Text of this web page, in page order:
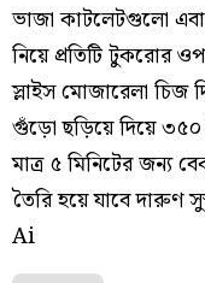
ভাজা কাটলেটগুলো
নিয়ে প্রতিটি টুকরোর
স্লাইস মোজারেলা চিজ
গুঁড়ো ছড়িয়ে দিয়ে ৩৫০
মাত্র ৫ মিনিটের জন্য
তৈরি হয়ে যাবে দারুণ
Ai